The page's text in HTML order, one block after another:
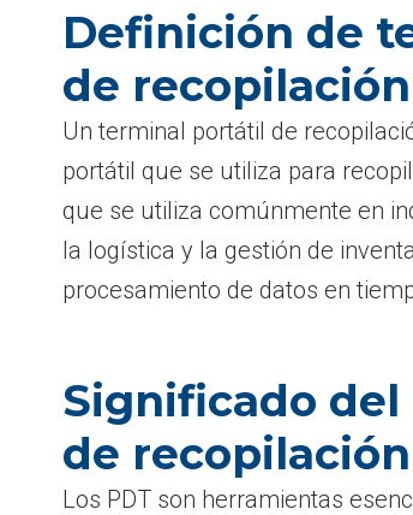
Definición de
de
Un terminal portátil de
portátil que se utiliza para
que se utiliza comúnmente en
la logística y la gestión de
procesamiento de datos en
Significado
de
Los PDT son herramientas